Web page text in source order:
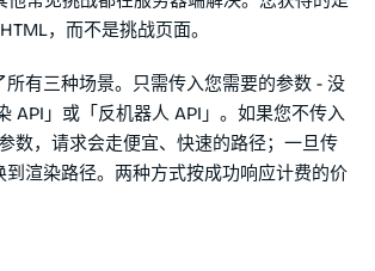
，而不是挑战页面。
所有三种场景。只需传入您需要的参数 - 没
API」或「反机器人 API」。如果您不传入
数，请求会走便宜、快速的路径；一旦传
到渲染路径。两种方式按成功响应计费的价